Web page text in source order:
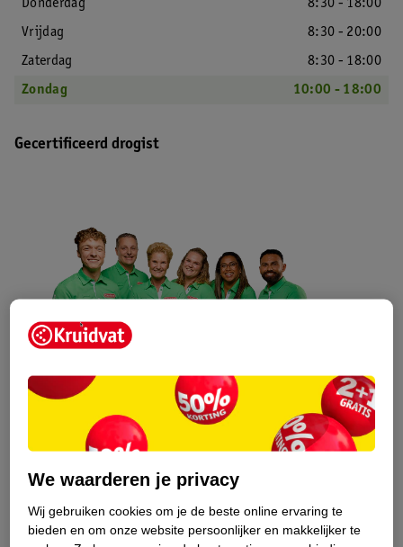
Donderdag
8:30 - 18:00
Vrijdag
8:30 - 20:00
Zaterdag
8:30 - 18:00
Zondag
10:00 - 18:00
Gecertificeerd drogist
Kruidvat is een erkend specialist in
gezondheidsvraag ook is, stel hem aan
ons!
Stel je gezondheidsvraag
We waarderen je privacy
Wij gebruiken cookies om je de beste online ervaring te
bieden en om onze website persoonlijker en makkelijker te